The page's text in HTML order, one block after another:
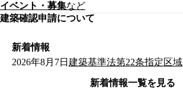
イベント・募集など
建築確認申請について
新着情報
2026年8月7日 建築基準法第22条指定区域
新着情報一覧を見る